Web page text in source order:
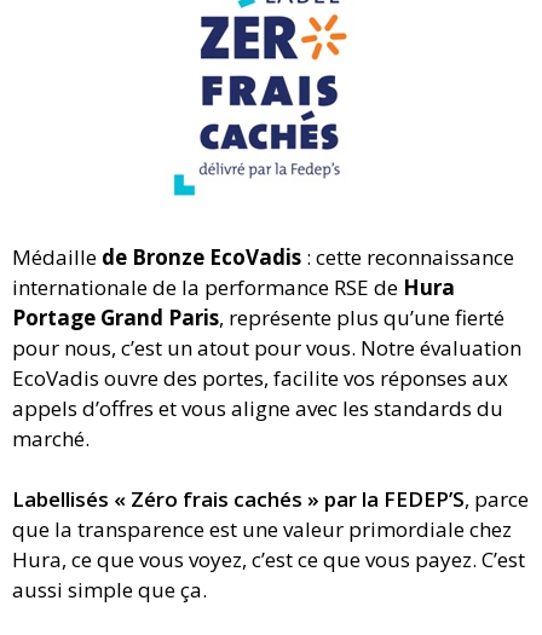
Médaille de Bronze EcoVadis : cette reconnaissance
internationale de la performance RSE de Hura
Portage Grand Paris, représente plus qu’une fierté
pour nous, c’est un atout pour vous. Notre évaluation
EcoVadis ouvre des portes, facilite vos réponses aux
appels d’offres et vous aligne avec les standards du
marché.
Labellisés « Zéro frais cachés » par la FEDEP’S, parce
que la transparence est une valeur primordiale chez
Hura, ce que vous voyez, c’est ce que vous payez. C’est
aussi simple que ça.